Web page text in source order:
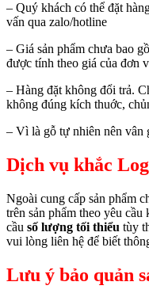
– Quý khách có thể đặt
vấn qua zalo/hotline
– Giá sản phẩm chưa bao
được tính theo giá của đơn
– Hàng đặt không đổi trả.
không đúng kích thuớc,
– Vì là gỗ tự nhiên nên vân
Dịch vụ khắc
Ngoài cung cấp sản phẩm
trên sản phẩm theo yêu
cầu số lượng tối thiểu tùy
vui lòng liên hệ để biết
Lưu ý bảo quản